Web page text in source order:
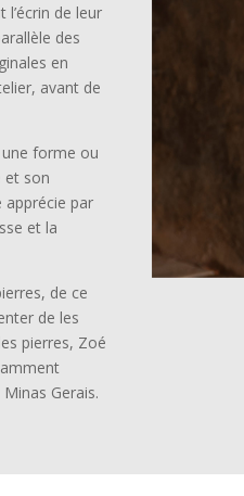
l’écrin de leur
des
en
avant de
une forme ou
et son
apprécie par
et la
de ce
de les
pierres, Zoé
Gerais.